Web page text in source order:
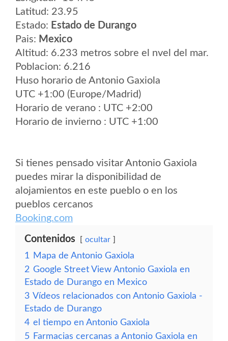
Latitud: 23.95
Estado: Estado de Durango
Pais: Mexico
Altitud: 6.233 metros sobre el nvel del mar.
Poblacion: 6.216
Huso horario de Antonio Gaxiola
UTC +1:00 (Europe/Madrid)
Horario de verano : UTC +2:00
Horario de invierno : UTC +1:00
Si tienes pensado visitar Antonio Gaxiola
puedes mirar la disponibilidad de
alojamientos en este pueblo o en los
pueblos cercanos
Booking.com
Contenidos ocultar
1
Mapa de Antonio Gaxiola
2 Google Street View Antonio Gaxiola en
Estado de Durango en Mexico
3 Vídeos relacionados con Antonio Gaxiola -
Estado de Durango
4 el tiempo en Antonio Gaxiola
5 Farmacias cercanas a Antonio Gaxiola en